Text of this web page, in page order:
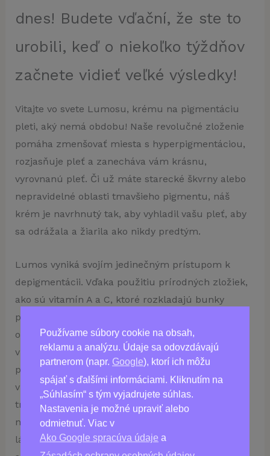
Používame súbory cookie na obsah,
reklamu a analýzu. Údaje sa odovzdávajú
partnerom (napr. Google), ktorí ich môžu
spájať s ďalšími informáciami. Kliknutím na
„Súhlasím“ s tým vyjadrujete súhlas.
Nastavenia je možné upraviť alebo
odmietnuť. Viac v
Ako Google spracúva údaje a
dnes! Budete vďační, že ste to
urobili, keď o niekoľko týždňov
začnete vidieť veľké výsledky!
Vitajte vo svete Lumosu, krému na pigmentáciu
pleti, aký nemá obdobu! Naše revolučné zloženie
pomáha zmenšovať miesta s hyperpigmentáciou,
rozjasňuje pleť a zanecháva vám krásnu,
vyrovnanú pleť. Či už máte starecké škvrny alebo
nepravidelné oblasti tmavšieho pigmentu, náš
krém je navrhnutý tak, aby vyhladil vašu pleť, aby
sa odrážala a žiarila ako nikdy predtým.
Lumos vyniká svojím jedinečným prístupom k
depigmentácii. Vďaka použitiu prírodných zložiek,
ako sú vitamín A a C, ktoré rozkladajú bunky
produkujúce melanín, krém poskytuje účinné
ošetrenie, ktoré rieši pigmentáciu v mieste jej
vzniku – čím zabezpečuje maximálnu účinnosť a
pokoj. Okrem toho majú tieto účinné zložky
vlastnosti proti starnutiu, ktoré zabraňujú vzniku
tmavých škvŕn v budúcnosti. V našom kréme
nenájdete žiadne drsné chemikálie ani abrazívne
látky – len prvky prírodného pôvodu, ktoré